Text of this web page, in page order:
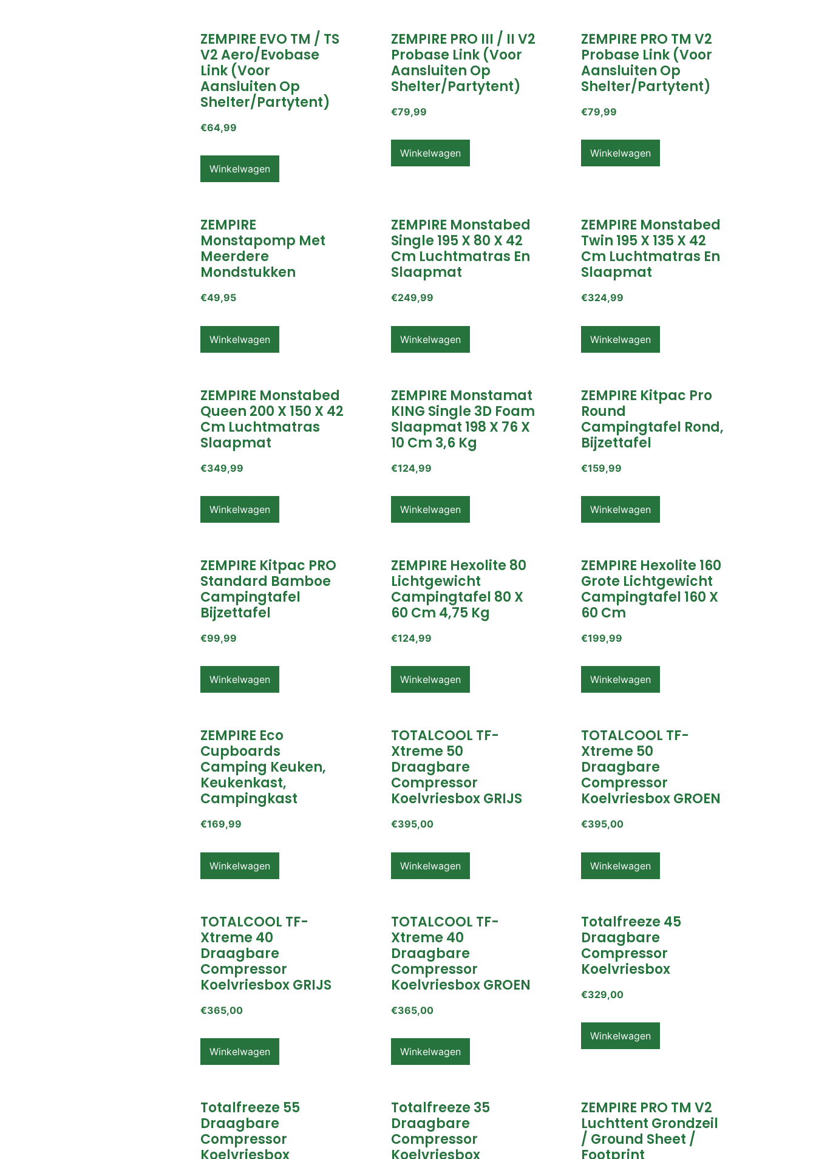
ZEMPIRE EVO TM / TS
V2 Aero/Evobase
Link (voor
Aansluiten Op
Shelter/partytent)
€64,99
Winkelwagen
ZEMPIRE PRO III / II V2
Probase Link (voor
Aansluiten Op
Shelter/partytent)
€79,99
Winkelwagen
ZEMPIRE PRO TM V2
Probase Link (voor
Aansluiten Op
Shelter/partytent)
€79,99
Winkelwagen
ZEMPIRE
Monstapomp Met
Meerdere
Mondstukken
€49,95
Winkelwagen
ZEMPIRE Monstabed
Single 195 X 80 X 42
Cm Luchtmatras En
Slaapmat
€249,99
Winkelwagen
ZEMPIRE Monstabed
Twin 195 X 135 X 42
Cm Luchtmatras En
Slaapmat
€324,99
Winkelwagen
ZEMPIRE Monstabed
Queen 200 X 150 X 42
Cm Luchtmatras
Slaapmat
€349,99
Winkelwagen
ZEMPIRE Monstamat
KING Single 3D Foam
Slaapmat 198 X 76 X
10 Cm 3,6 Kg
€124,99
Winkelwagen
ZEMPIRE Kitpac Pro
Round
Campingtafel Rond,
Bijzettafel
€159,99
Winkelwagen
ZEMPIRE Kitpac PRO
Standard Bamboe
Campingtafel
Bijzettafel
€99,99
Winkelwagen
ZEMPIRE Hexolite 80
Lichtgewicht
Campingtafel 80 X
60 Cm 4,75 Kg
€124,99
Winkelwagen
ZEMPIRE Hexolite 160
Grote Lichtgewicht
Campingtafel 160 X
60 Cm
€199,99
Winkelwagen
ZEMPIRE Eco
Cupboards
Camping Keuken,
Keukenkast,
Campingkast
€169,99
Winkelwagen
TOTALCOOL TF-
Xtreme 50
Draagbare
Compressor
Koelvriesbox GRIJS
€395,00
Winkelwagen
TOTALCOOL TF-
Xtreme 50
Draagbare
Compressor
Koelvriesbox GROEN
€395,00
Winkelwagen
TOTALCOOL TF-
Xtreme 40
Draagbare
Compressor
Koelvriesbox GRIJS
€365,00
Winkelwagen
TOTALCOOL TF-
Xtreme 40
Draagbare
Compressor
Koelvriesbox GROEN
€365,00
Winkelwagen
Totalfreeze 45
Draagbare
Compressor
Koelvriesbox
€329,00
Winkelwagen
Totalfreeze 55
Draagbare
Compressor
Koelvriesbox
Totalfreeze 35
Draagbare
Compressor
Koelvriesbox
ZEMPIRE PRO TM V2
Luchttent Grondzeil
/ Ground Sheet /
Footprint